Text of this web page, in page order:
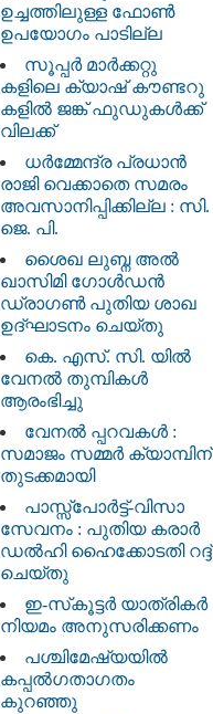
ഉച്ചത്തിലുള്ള ഫോൺ
ഉപയോഗം പാടില്ല
സൂപ്പർ മാർക്കറ്റു
കളിലെ ക്യാഷ് കൗണ്ടറു
കളിൽ ജങ്ക് ഫുഡുകൾക്ക്
വിലക്ക്
ധര്‍മ്മേന്ദ്ര പ്രധാൻ
രാജി വെക്കാതെ സമരം
അവസാനിപ്പിക്കില്ല : സി.
ജെ. പി.
ശൈഖ ലുബ്ന അൽ
ഖാസിമി ഗോൾഡൻ
ഡ്രാഗൺ പുതിയ ശാഖ
ഉദ്ഘാടനം ചെയ്തു
കെ. എസ്. സി. യിൽ
വേനൽ തുമ്പികൾ
ആരംഭിച്ചു
വേനൽ പ്പറവകൾ :
സമാജം സമ്മർ ക്യാമ്പിന്
തുടക്കമായി
പാസ്സ്പോർട്ട്-വിസാ
സേവനം : പുതിയ കരാർ
ഡൽഹി ഹൈക്കോടതി റദ്ദ്
ചെയ്തു
ഇ-സ്‌കൂട്ടർ യാത്രികർ
നിയമം അനുസരിക്കണം
പശ്ചിമേഷ്യയിൽ
കപ്പൽഗതാഗതം
കുറഞ്ഞു